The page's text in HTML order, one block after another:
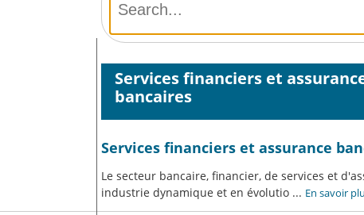
Services financiers et
bancaires
Services financiers et assurance
Le secteur bancaire, financier, de services et
industrie dynamique et en évolutio ... En savoir